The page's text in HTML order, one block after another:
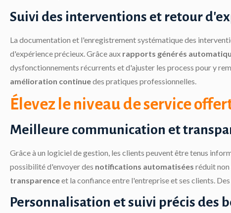
Suivi des interventions et retour
La documentation et l'enregistrement systématique des
d'expérience précieux. Grâce aux rapports générés
dysfonctionnements récurrents et d'ajuster les process pour y
amélioration continuedes pratiques professionnelles.
Élevez le niveau de service
Meilleure communication et
Grâce à un logiciel de gestion, les clients peuvent être tenus
possibilité d'envoyer des notifications automatisées réduit non
transparenceet la confiance entre l'entreprise et ses clients.
Personnalisation et suivi précis des